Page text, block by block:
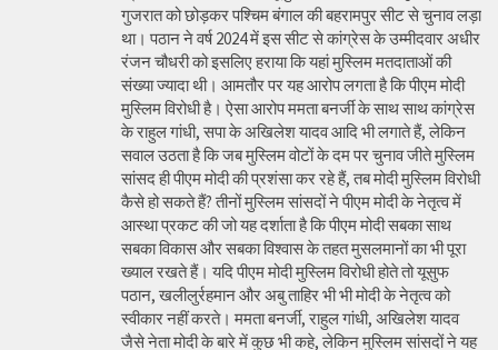
गुजरात को छोड़कर पश्चिम बंगाल की बहरामपुर सीट से चुनाव लड़ा
था। पठान ने वर्ष 2024 में इस सीट से कांग्रेस के उम्मीदवार अधीर
रंजन चौधरी को इसलिए हराया कि यहां मुस्लिम मतदाताओं की
संख्या ज्यादा थी। आमतौर पर यह आरोप लगता है कि पीएम मोदी
मुस्लिम विरोधी है। ऐसा आरोप ममता बनर्जी के साथ साथ कांग्रेस
के राहुल गांधी, सपा के अखिलेश यादव आदि भी लगाते हैं, लेकिन
सवाल उठता है कि जब मुस्लिम वोटों के दम पर चुनाव जीते मुस्लिम
सांसद ही पीएम मोदी की प्रशंसा कर रहे हैं, तब मोदी मुस्लिम विरोधी
कैसे हो सकते हैं? तीनों मुस्लिम सांसदों ने पीएम मोदी के नेतृत्व में
आस्था प्रकट की जो यह दर्शाता है कि पीएम मोदी सबका साथ
सबका विकास और सबका विश्वास के तहत मुसलमानों का भी पूरा
ख्याल रखते हैं। यदि पीएम मोदी मुस्लिम विरोधी होते तो यूसुफ
पठान, खलीलुर्रहमान और अबु ताहिर भी भी मोदी के नेतृत्व को
स्वीकार नहीं करते। ममता बनर्जी, राहुल गांधी, अखिलेश यादव
जैसे नेता मोदी के बारे में कुछ भी कहे, लेकिन मुस्लिम सांसदों ने यह